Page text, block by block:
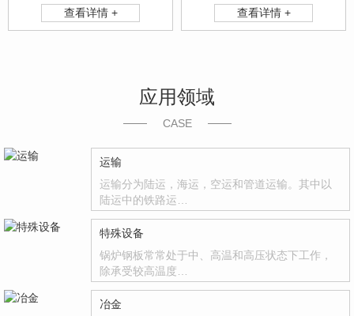
查看详情 + 查看详情 +
应用领域
CASE
运输
运输分为陆运，海运，空运和管道运输。其中以
陆运中的铁路运…
特殊设备
锅炉钢板常常处于中、高温和高压状态下工作，
除承受较高温度…
冶金